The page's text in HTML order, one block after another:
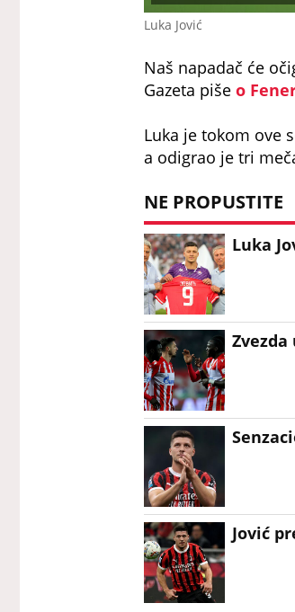
Luka Jović
Naš napadač će
Gazeta piše o
Luka je tokom ove
a odigrao je tri
NE PROPUSTITE
Luka
Jović